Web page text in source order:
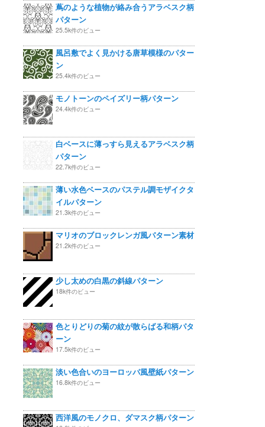
蔦のような植物が絡み合うアラベスク柄
パターン
25.5k件のビュー
風呂敷でよく見かける唐草模様のパター
ン
25.4k件のビュー
モノトーンのペイズリー柄パターン
24.4k件のビュー
白ベースに薄っすら見えるアラベスク柄
パターン
22.7k件のビュー
薄い水色ベースのパステル調モザイクタ
イルパターン
21.3k件のビュー
マリオのブロックレンガ風パターン素材
21.2k件のビュー
少し太めの白黒の斜線パターン
18k件のビュー
色とりどりの菊の紋が散らばる和柄パタ
ーン
17.5k件のビュー
淡い色合いのヨーロッパ風壁紙パターン
16.8k件のビュー
西洋風のモノクロ、ダマスク柄パターン